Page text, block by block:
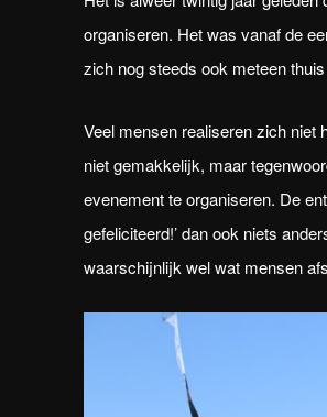
organiseren. Het was vanaf de
zich nog steeds ook meteen
Veel mensen realiseren zich niet
niet gemakkelijk, maar
evenement te organiseren. De
gefeliciteerd!’ dan ook niets
waarschijnlijk wel wat mensen